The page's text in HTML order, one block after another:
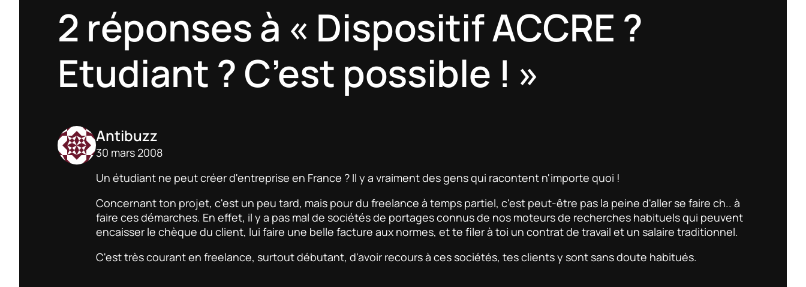
2 réponses à « Dispositif ACCRE ?
Etudiant ? C’est possible ! »
Antibuzz
30 mars 2008
Un étudiant ne peut créer d'entreprise en France ? Il y a vraiment des gens qui racontent n'importe quoi !
Concernant ton projet, c'est un peu tard, mais pour du freelance à temps partiel, c'est peut-être pas la peine d'aller se faire ch.. à
faire ces démarches. En effet, il y a pas mal de sociétés de portages connus de nos moteurs de recherches habituels qui peuvent
encaisser le chèque du client, lui faire une belle facture aux normes, et te filer à toi un contrat de travail et un salaire traditionnel.
C'est très courant en freelance, surtout débutant, d'avoir recours à ces sociétés, tes clients y sont sans doute habitués.